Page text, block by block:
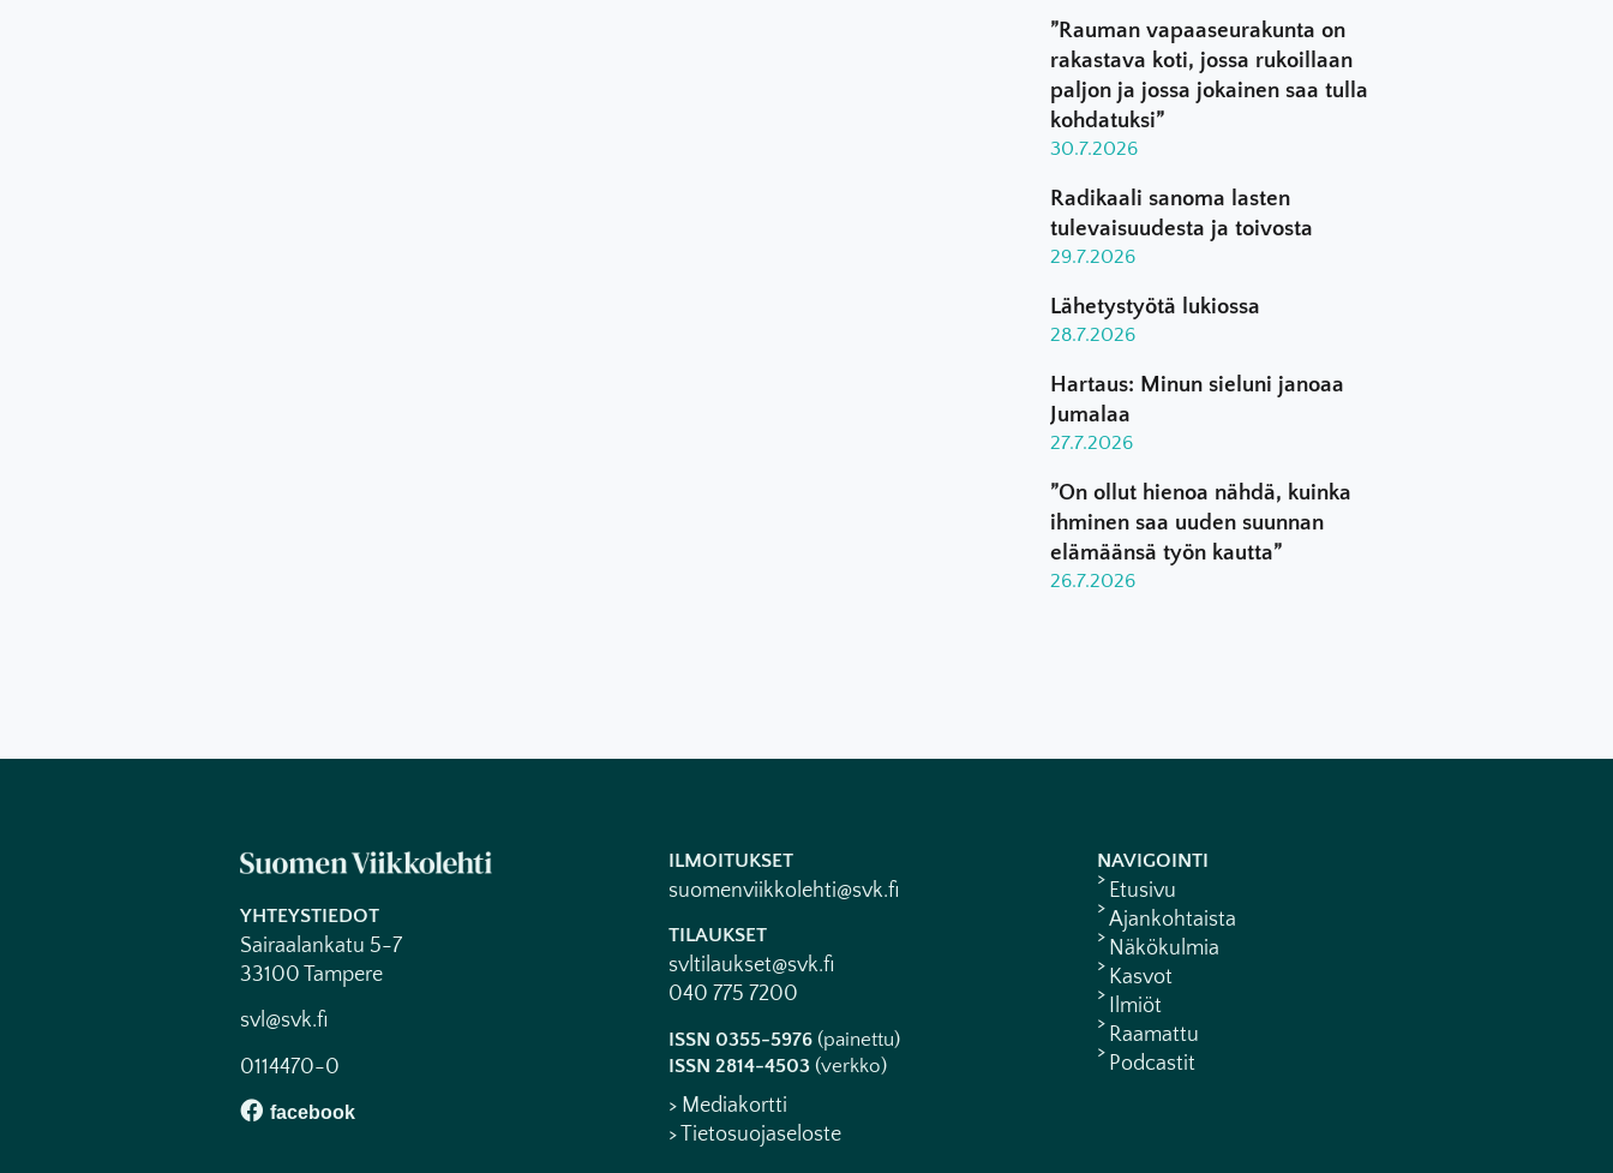
”Rauman vapaaseurakunta on
rakastava koti, jossa rukoillaan
paljon ja jossa jokainen saa tulla
kohdatuksi”
30.7.2026
Radikaali sanoma lasten
tulevaisuudesta ja toivosta
29.7.2026
Lähetystyötä lukiossa
28.7.2026
Hartaus: Minun sieluni janoaa
Jumalaa
27.7.2026
”On ollut hienoa nähdä, kuinka
ihminen saa uuden suunnan
elämäänsä työn kautta”
26.7.2026
YHTEYSTIEDOT
Sairaalankatu 5-7
33100 Tampere
svl@svk.fi
0114470-0
ILMOITUKSET
suomenviikkolehti@svk.fi
TILAUKSET
svltilaukset@svk.fi
040 775 7200
ISSN 0355-5976(painettu)
ISSN 2814-4503 (verkko)
> Mediakortti
> Tietosuojaseloste
NAVIGOINTI
Etusivu
Ajankohtaista
Näkökulmia
Kasvot
Ilmiöt
Raamattu
Podcastit